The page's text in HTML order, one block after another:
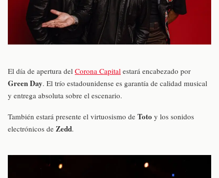
El día de apertura del Corona Capital estará encabezado por
Green Day. El trío estadounidense es garantía de calidad musical
y entrega absoluta sobre el escenario.
También estará presente el virtuosismo de Toto y los sonidos
electrónicos de Zedd.